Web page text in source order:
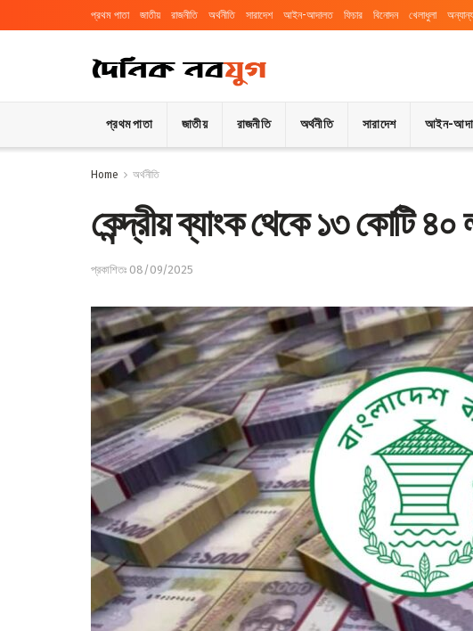
প্রথম পাতা জাতীয় রাজনীতি অর্থনীতি সারাদেশ আইন-আদালত ফিচার বিনোদন খেলাধুলা অন্যান্য
প্রথম পাতা জাতীয় রাজনীতি অর্থনীতি সারাদেশ আইন-
Home অর্থনীতি
কেন্দ্রীয় ব্যাংক থেকে ১৩ কোটি
প্রকাশিতঃ 08/09/2025